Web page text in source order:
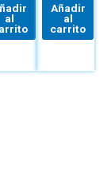
al
Añadir
al
carrito